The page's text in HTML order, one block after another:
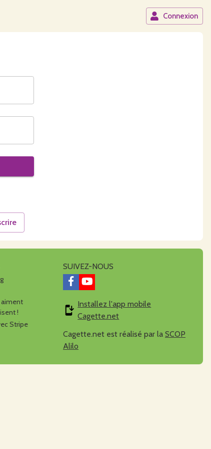
Connexion
!
Stripe
SUIVEZ-NOUS
Installez l'app mobile
Cagette.net
Cagette.net est réalisé par la SCOP
Alilo